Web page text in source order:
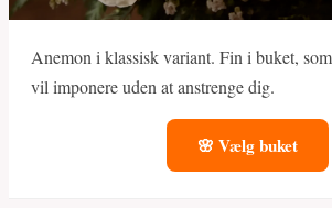
Anemon i klassisk variant. Fin i buket,
vil imponere uden at anstrenge dig.
🌸 Vælg buket